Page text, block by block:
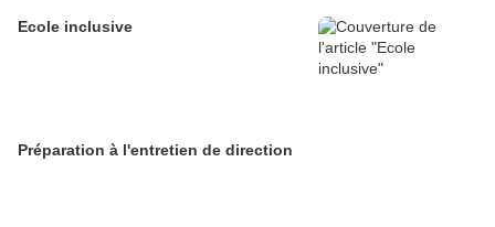
Ecole inclusive
Préparation à l'entretien de direction